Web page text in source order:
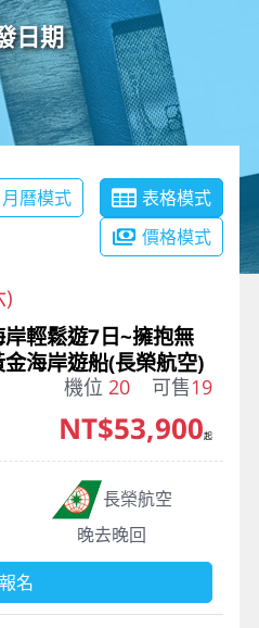
日期
月曆模式
表格模式
價格模式
)
岸輕鬆遊7日~擁抱無
海岸遊船(長榮航空)
機位 20 可售19
長榮航空
晚去晚回
NT$53,900起
報名